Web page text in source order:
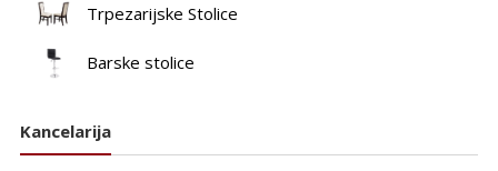
Trpezarijske Stolice
Barske stolice
Kancelarija